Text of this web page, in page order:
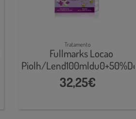
Tratamento
Fullmarks Locao
Piolh/Lend100mldu0+50%Des
32,25€